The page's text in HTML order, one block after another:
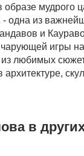
образе мудрого
- одна из
и
игры
любимых
в